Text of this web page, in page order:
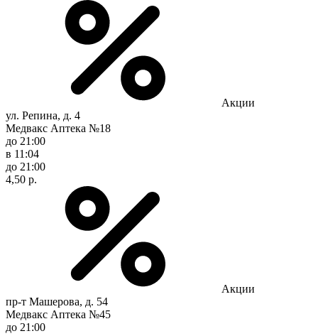
Акции
ул. Репина, д. 4
Медвакс Аптека №18
до 21:00
в 11:04
до 21:00
4,50 р.
Акции
пр-т Машерова, д. 54
Медвакс Аптека №45
до 21:00